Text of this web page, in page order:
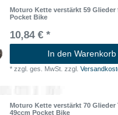
Moturo Kette verstärkt 59 Glieder
Pocket Bike
10,84 € *
In den Warenkorb
*zzgl. ges. MwSt. zzgl.
Moturo Kette verstärkt 70 Glieder
49ccm Pocket Bike